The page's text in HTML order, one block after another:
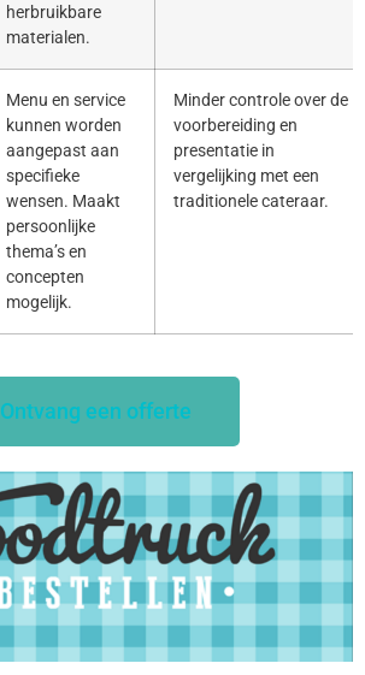
herbruikbare
materialen.
Menu en service
kunnen worden
aangepast aan
specifieke
wensen. Maakt
persoonlijke
thema’s en
concepten
mogelijk.
Minder controle over de
voorbereiding en
presentatie in
vergelijking met een
traditionele cateraar.
Ontvang een offerte